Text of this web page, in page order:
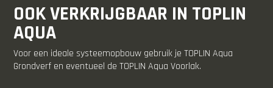
OOK VERKRIJGBAAR IN TOPLIN
AQUA
Voor een ideale systeemopbouw gebruik je TOPLIN Aqua
Grondverf en eventueel de TOPLIN Aqua Voorlak.